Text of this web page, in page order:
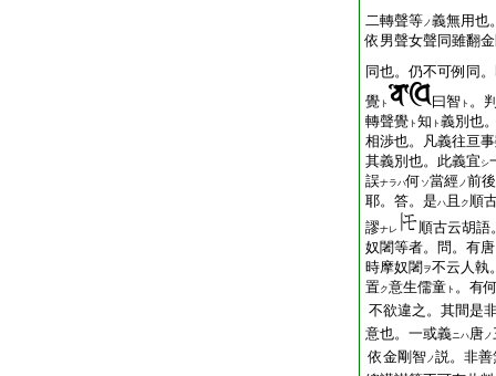
二轉聲等ノ義無用也
依男聲女聲同雖翻
同也。仍不可例同
覺 ト 曰智 ト 。
轉聲覺 ト 知 ト 義別也
相渉也。凡義往亘
其義別也。此義宜 シ
誤ナラハ何 ソ當經ノ前後
耶。答。是ハ 且 ク 順
謬ナレ
順古云胡語
奴闍等者。問。有唐
時摩奴闍 ヲ不云人執
置ク意生儒童 ト 。有
不欲違之。其間是
意也。一或義ニハ唐ノ
依金剛智ノ説。非善